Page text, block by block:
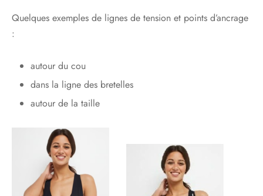
Quelques exemples de lignes de tension et points d’ancrage
:
autour du cou
dans la ligne des bretelles
autour de la taille